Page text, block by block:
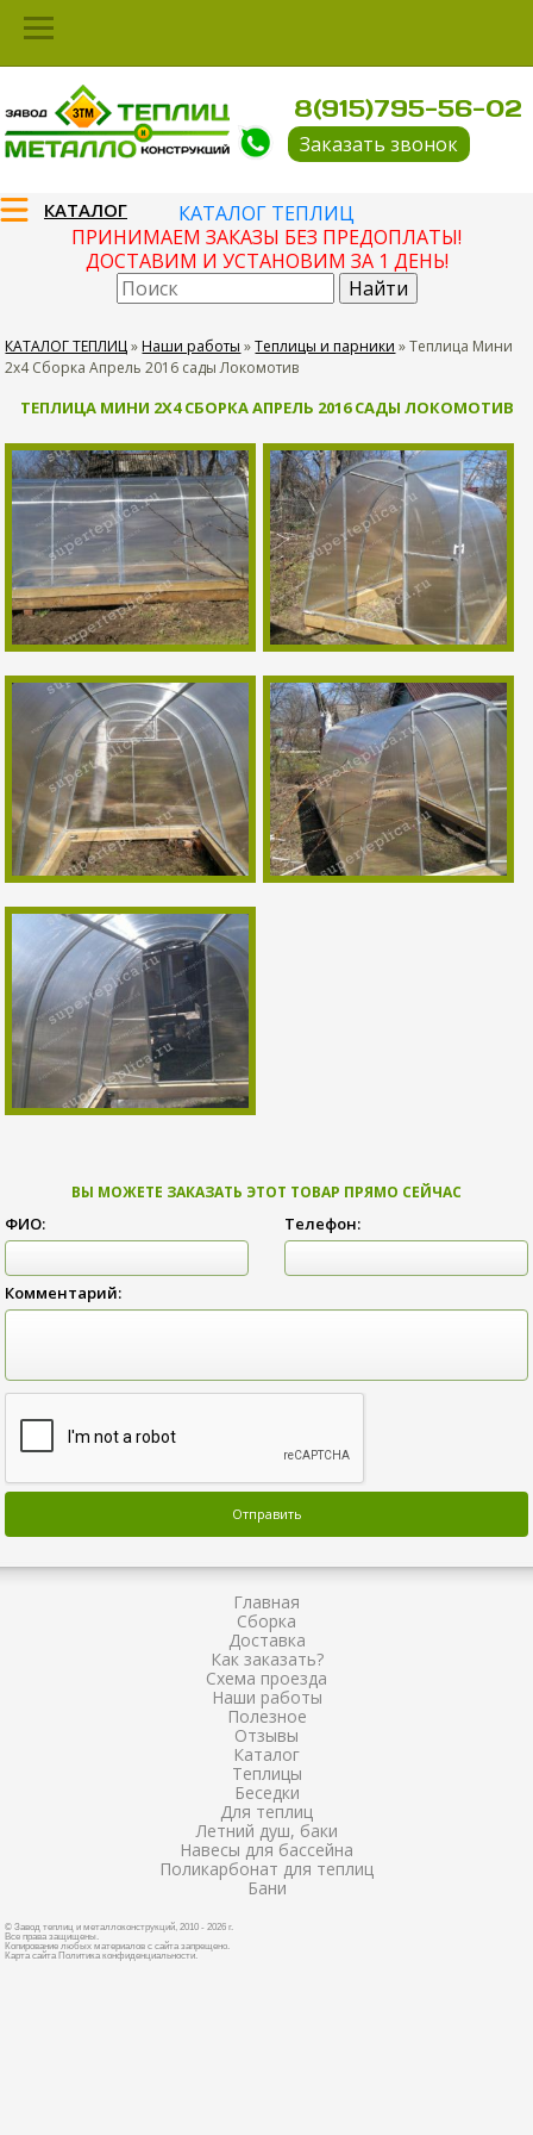
8(915)795-56-02
Заказать звонок
КАТАЛОГ
КАТАЛОГ ТЕПЛИЦ
ПРИНИМАЕМ ЗАКАЗЫ БЕЗ ПРЕДОПЛАТЫ!
ДОСТАВИМ И УСТАНОВИМ ЗА 1 ДЕНЬ!
КАТАЛОГ ТЕПЛИЦ» Наши работы »Теплицы и парники »Теплица Мини
2х4 Сборка Апрель 2016 сады Локомотив
ТЕПЛИЦА МИНИ 2Х4 СБОРКА АПРЕЛЬ 2016 САДЫ ЛОКОМОТИВ
ВЫ МОЖЕТЕ ЗАКАЗАТЬ ЭТОТ ТОВАР ПРЯМО СЕЙЧАС
ФИО: Телефон:
Комментарий:
Главная
Сборка
Доставка
Как заказать?
Схема проезда
Наши работы
Полезное
Отзывы
Каталог
Теплицы
Беседки
Для теплиц
Летний душ, баки
Навесы для бассейна
Поликарбонат для теплиц
Бани
© Завод теплиц и металлоконструкций, 2010 - 2026 г.
Все права защищены.
Копирование любых материалов с сайта запрещено.
Карта сайта Политика конфиденциальности.